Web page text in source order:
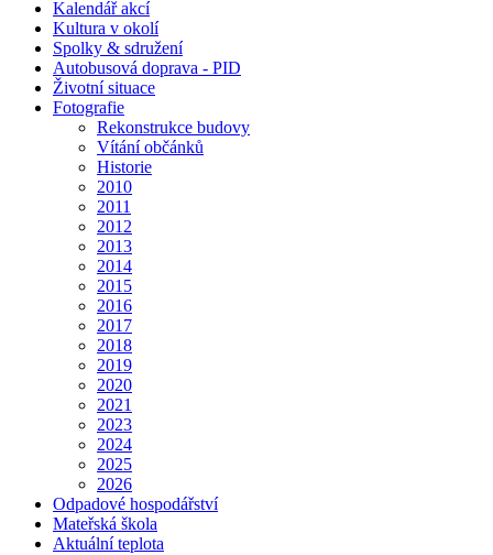
Kalendář akcí
Kultura v okolí
Spolky & sdružení
Autobusová doprava - PID
Životní situace
Fotografie
Rekonstrukce budovy
Vítání občánků
Historie
2010
2011
2012
2013
2014
2015
2016
2017
2018
2019
2020
2021
2023
2024
2025
2026
Odpadové hospodářství
Mateřská škola
Aktuální teplota